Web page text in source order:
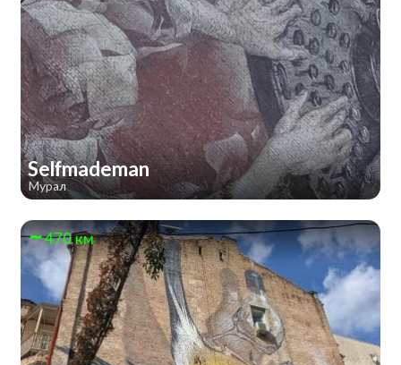
Selfmademan
Мурал
470 км